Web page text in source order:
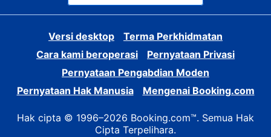
Versi desktop
Terma Perkhidmatan
Cara kami beroperasi
Pernyataan Privasi
Pernyataan Pengabdian Moden
Pernyataan Hak Manusia
Mengenai Booking.com
Hak cipta © 1996–2026 Booking.com™. Semua Hak
Cipta Terpelihara.